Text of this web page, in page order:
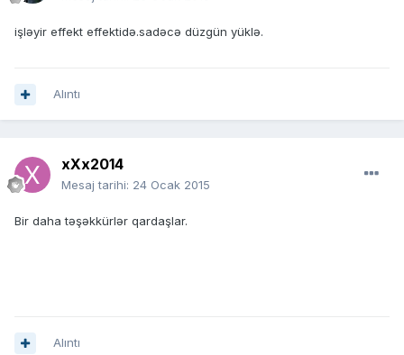
işləyir effekt effektidə.sadəcə düzgün yüklə.
Alıntı
xXx2014
Mesaj tarihi: 24 Ocak 2015
Bir daha təşəkkürlər qardaşlar.
Alıntı